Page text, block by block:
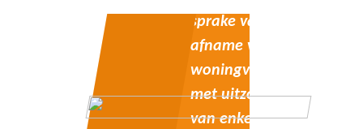
sprake van een
afname van de
woningvoorraad,
met uitzondering
van enkele